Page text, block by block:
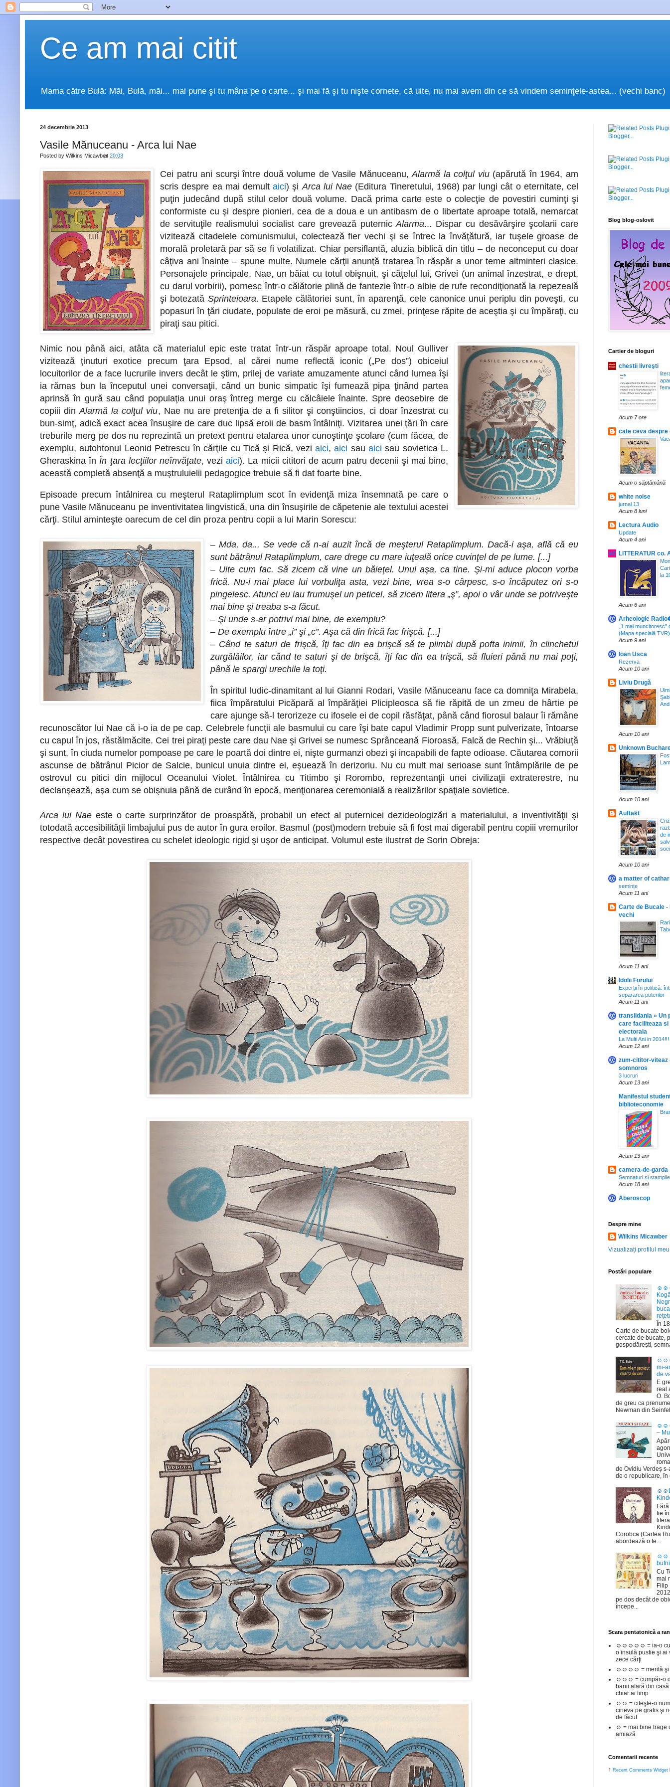
Ce am mai citit
Mama către Bulă: Măi, Bulă, măi... mai pune şi tu mâna pe o carte... şi mai fă şi tu nişte cornete, că uite, nu mai avem din ce să vindem seminţele-astea... (vechi banc)
24 decembrie 2013
Vasile Mănuceanu - Arca lui Nae
Posted by Wilkins Micawberat20:03
Cei patru ani scurşi între două volume de Vasile Mănuceanu,Alarmă la colţul viu(apărută în 1964, am
scris despre ea mai demultaici) şiArca lui Nae (Editura Tineretului, 1968) par lungi cât o eternitate, cel
puţin judecând după stilul celor două volume. Dacă prima carte este o colecţie de povestiri cuminţi şi
conformiste cu şi despre pionieri, cea de a doua e un antibasm de o libertate aproape totală, nemarcat
de servituţile realismului socialist care grevează puternicAlarma... Dispar cu desăvârşire şcolarii care
vizitează citadelele comunismului, colectează fier vechi şi se întrec la învăţătură, iar tuşele groase de
morală proletară par să se fi volatilizat. Chiar persiflantă, aluzia biblică din titlu – de neconceput cu doar
câţiva ani înainte – spune multe. Numele cărţii anunţă tratarea în răspăr a unor teme altminteri clasice.
Personajele principale, Nae, un băiat cu totul obişnuit, şi căţelul lui, Grivei (un animal înzestrat, e drept,
cu darul vorbirii), pornesc într-o călătorie plină de fantezie într-o albie de rufe recondiţionată la repezeală
şi botezată Sprinteioara. Etapele călătoriei sunt, în aparenţă, cele canonice unui periplu din poveşti, cu
popasuri în ţări ciudate, populate de eroi pe măsură, cu zmei, prinţese răpite de aceştia şi cu împăraţi, cu
piraţi sau pitici.
Nimic nou până aici, atâta că materialul epic este tratat într-un răspăr aproape total. Noul Gulliver
vizitează ţinuturi exotice precum ţara Epsod, al cărei nume reflectă iconic („Pe dos”) obiceiul
locuitorilor de a face lucrurile invers decât le ştim, prilej de variate amuzamente atunci când lumea îşi
ia rămas bun la începutul unei conversaţii, când un bunic simpatic îşi fumează pipa ţinând partea
aprinsă în gură sau când populaţia unui oraş întreg merge cu călcâiele înainte. Spre deosebire de
copiii dinAlarmă la colţul viu, Nae nu are pretenţia de a fi silitor şi conştiincios, ci doar înzestrat cu
bun-simţ, adică exact acea însuşire de care duc lipsă eroii de basm întâlniţi. Vizitarea unei ţări în care
treburile merg pe dos nu reprezintă un pretext pentru etalarea unor cunoştinţe şcolare (cum făcea, de
exemplu, autohtonul Leonid Petrescu în cărţile cu Tică şi Rică, veziaici,aici sauaicisau sovietica L.
Gheraskina înÎn ţara lecţiilor neînvăţate, veziaici). La micii cititori de acum patru decenii şi mai bine,
această completă absenţă a muştruluielii pedagogice trebuie să fi dat foarte bine.
Episoade precum întâlnirea cu meşterul Rataplimplum scot în evidenţă miza însemnată pe care o
pune Vasile Mănuceanu pe inventivitatea lingvistică, una din însuşirile de căpetenie ale textului acestei
cărţi. Stilul aminteşte oarecum de cel din proza pentru copii a lui Marin Sorescu:
– Mda, da... Se vede că n-ai auzit încă de meşterul Rataplimplum. Dacă-i aşa, află că eu
sunt bătrânul Rataplimplum, care drege cu mare iuţeală orice cuvinţel de pe lume. [...]
– Uite cum fac. Să zicem că vine un băieţel. Unul aşa, ca tine. Şi-mi aduce plocon vorba
frică. Nu-i mai place lui vorbuliţa asta, vezi bine, vrea s-o cârpesc, s-o încăputez ori s-o
pingelesc. Atunci eu iau frumuşel un peticel, să zicem litera „ş”, apoi o vâr unde se potriveşte
mai bine şi treaba s-a făcut.
– Şi unde s-ar potrivi mai bine, de exemplu?
– De exemplu între „i” şi „c”. Aşa că din frică fac frişcă. [...]
– Când te saturi de frişcă, îţi fac din ea brişcă să te plimbi după pofta inimii, în clinchetul
zurgălăilor, iar când te saturi şi de brişcă, îţi fac din ea trişcă, să fluieri până nu mai poţi,
până le spargi urechile la toţi.
În spiritul ludic-dinamitant al lui Gianni Rodari, Vasile Mănuceanu face ca domniţa Mirabela,
fiica împăratului Picăpară al împărăţiei Plicipleosca să fie răpită de un zmeu de hârtie pe
care ajunge să-l terorizeze cu ifosele ei de copil răsfăţat, până când fiorosul balaur îi rămâne
recunoscător lui Nae că i-o ia de pe cap. Celebrele funcţii ale basmului cu care îşi bate capul Vladimir Propp sunt pulverizate, întoarse
cu capul în jos, răstălmăcite. Cei trei piraţi peste care dau Nae şi Grivei se numesc Sprânceană Fioroasă, Falcă de Rechin şi... Vrăbiuţă
şi sunt, în ciuda numelor pompoase pe care le poartă doi dintre ei, nişte gurmanzi obezi şi incapabili de fapte odioase. Căutarea comorii
ascunse de bătrânul Picior de Salcie, bunicul unuia dintre ei, eşuează în derizoriu. Nu cu mult mai serioase sunt întâmplările de pe
ostrovul cu pitici din mijlocul Oceanului Violet. Întâlnirea cu Titimbo şi Rorombo, reprezentanţii unei civilizaţii extraterestre, nu
declanşează, aşa cum se obişnuia până de curând în epocă, menţionarea ceremonială a realizărilor spaţiale sovietice.
Arca lui Naeeste o carte surprinzător de proaspătă, probabil un efect al puternicei dezideologizări a materialului, a inventivităţii şi
totodată accesibilităţii limbajului pus de autor în gura eroilor. Basmul (post)modern trebuie să fi fost mai digerabil pentru copiii vremurilor
respective decât povestirea cu schelet ideologic rigid şi uşor de anticipat. Volumul este ilustrat de Sorin Obreja:
Blog blog-oslovit
Cartier de bloguri
chestii livreşti
Acum 7 ore
cate ceva
Acum o săptămână
white noise
jurnal 13
Acum 8 luni
Lectura Audio
Update
Acum 4 ani
LITTERATUR co.
la
Acum 6 ani
Arheologie
„1 mai
(Mapa specială TVR)
Acum 9 ani
Ioan Usca
Rezerva
Acum 10 ani
Liviu Drugă
Acum 10 ani
Unknown
Acum 10 ani
Auftakt
de
Acum 10 ani
a matter of
semințe
Acum 11 ani
Carte de Bucale
vechi
Acum 11 ani
Idolii Forului
Experții în politică:
separarea puterilor
Acum 11 ani
transildania » Un
care faciliteaza
electorala
La Multi Ani in 2014!!!
Acum 12 ani
zum-cititor-viteaz
somnoros
3 lucruri
Acum 13 ani
Manifestul
biblioteconomie
Acum 13 ani
camera-de-garda
Semnaturi si stampile
Acum 18 ani
Aberoscop
Despre mine
Wilkins Micawber
Vizualizați profilul
Postări populare
În
Carte de bucate
cercate de bucate,
gospodăreşti,
☺☺☺
mi-
de
E
real
O.
de greu ca
Newman din
–
de Ovidiu Verdeş
de o republicare, în
fie
Corobca (Cartea
abordează o te...
☺☺
Cu
mai
Filip
pe dos decât de
începe...
Scara pentatonică a
☺☺☺☺☺ = ia-o cu
o insulă pustie şi ai
zece cărţi
☺☺☺☺ = merită şi
☺☺☺ = cumpăr-o
banii afară din
chiar ai timp
☺☺ = citeşte-o
cineva pe gratis şi
de făcut
☺ = mai bine trage
amiază
Comentarii recente
↑ Recent Comments Widget